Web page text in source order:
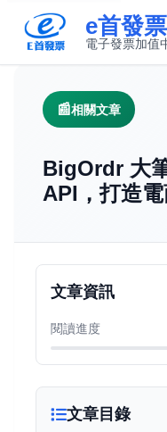
e首發票
電子發票加值
相關文章
BigOrdr 大
API，打造
文章目錄
文章資訊
閱讀進度